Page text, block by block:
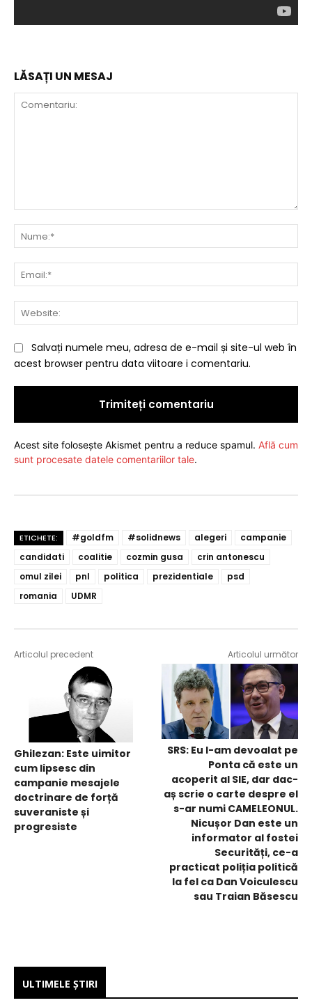
LĂSAȚI UN MESAJ
Salvați numele meu, adresa de e-mail și site-ul web în
acest browser pentru data viitoare i comentariu.
Acest site folosește Akismet pentru a reduce spamul. Află cum
sunt procesate datele comentariilor tale.
ETICHETE: #goldfm #solidnews alegeri
campanie
candidati
coalitie cozmin gusa
crin antonescu
omul zilei
pnl politica prezidentiale
psd
romania
UDMR
Articolul precedent
Ghilezan: Este uimitor
cum lipsesc din
campanie mesajele
doctrinare de forță
suveraniste și
progresiste
Articolul următor
SRS: Eu l-am devoalat pe
Ponta că este un
acoperit al SIE, dar dac-
aș scrie o carte despre el
s-ar numi CAMELEONUL.
Nicușor Dan este un
informator al fostei
Securități, ce-a
practicat poliția politică
la fel ca Dan Voiculescu
sau Traian Băsescu
ULTIMELE ŞTIRI